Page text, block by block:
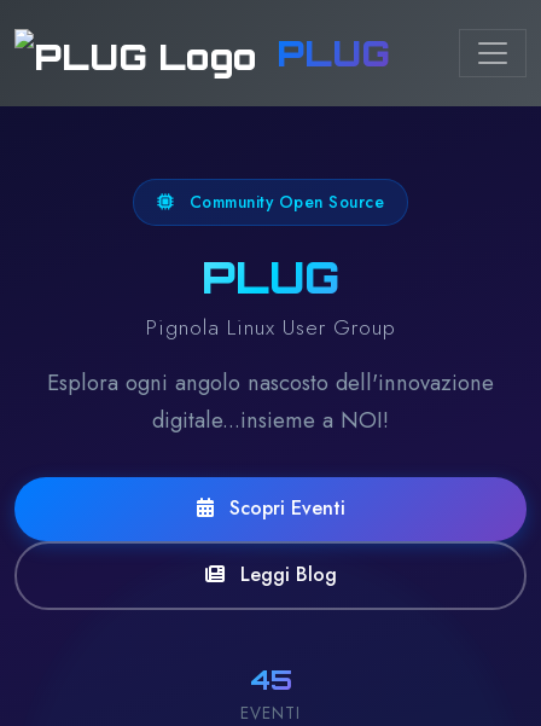
PLUG
Community Open Source
PLUG
Pignola Linux User Group
Esplora ogni angolo nascosto dell'innovazione
digitale...insieme a NOI!
Scopri Eventi
Leggi Blog
45
EVENTI